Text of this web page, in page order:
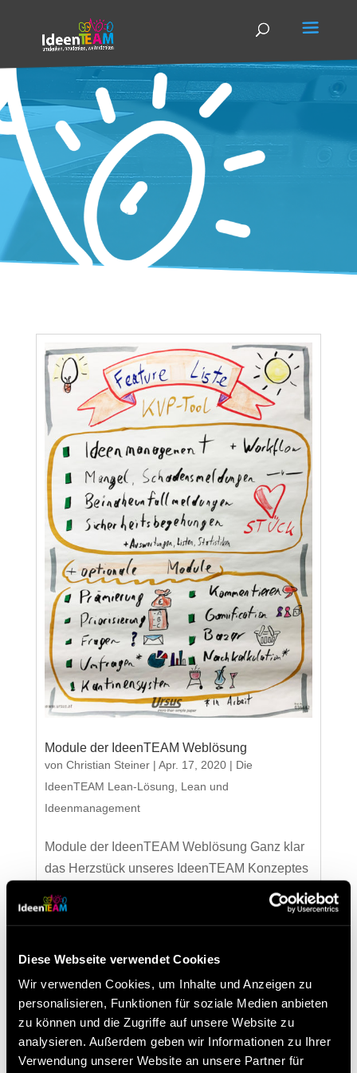
Diese Webseite verwendet Cookies
Wir verwenden Cookies, um Inhalte und Anzeigen zu
personalisieren, Funktionen für soziale Medien anbieten
zu können und die Zugriffe auf unsere Website zu
analysieren. Außerdem geben wir Informationen zu Ihrer
Verwendung unserer Website an unsere Partner für
Module der IdeenTEAM Weblösung
von Christian Steiner| Apr. 17, 2020| Die
IdeenTEAM Lean-Lösung, Lean und
Ideenmanagement
Module der IdeenTEAM Weblösung Ganz klar
das Herzstück unseres IdeenTEAM Konzeptes
ist das Ideenmanagement sowie der Workflow
dahinter. Unsere Weblösung kann bei der
verpflichtende Maßnahme.Sie besteht aus
Neueste Beiträge
Besuchen Sie uns beim Lean Around the Clock